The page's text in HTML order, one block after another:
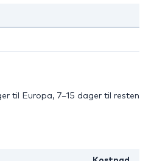
til Europa, 7–15 dager til resten